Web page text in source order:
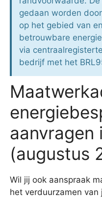
gedaan worden
op het gebied van
betrouwbare
via
bedrijf met het
aanvragen
(augustus
Wil jij ook aanspraak
het verduurzamen van